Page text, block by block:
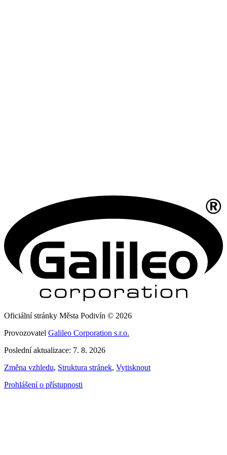
Oficiální stránky Města Podivín © 2026
Provozovatel Galileo Corporation s.r.o.
Poslední aktualizace: 7. 8. 2026
Změna vzhledu, Struktura stránek, Vytisknout
Prohlášení o přístupnosti